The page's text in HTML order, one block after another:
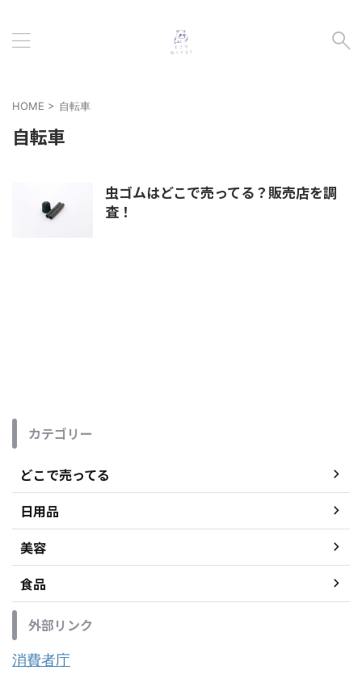
HOME > 自転車
自転車
虫ゴムはどこで売ってる？販売店を調
査！
カテゴリー
どこで売ってる
日用品
美容
食品
外部リンク
消費者庁